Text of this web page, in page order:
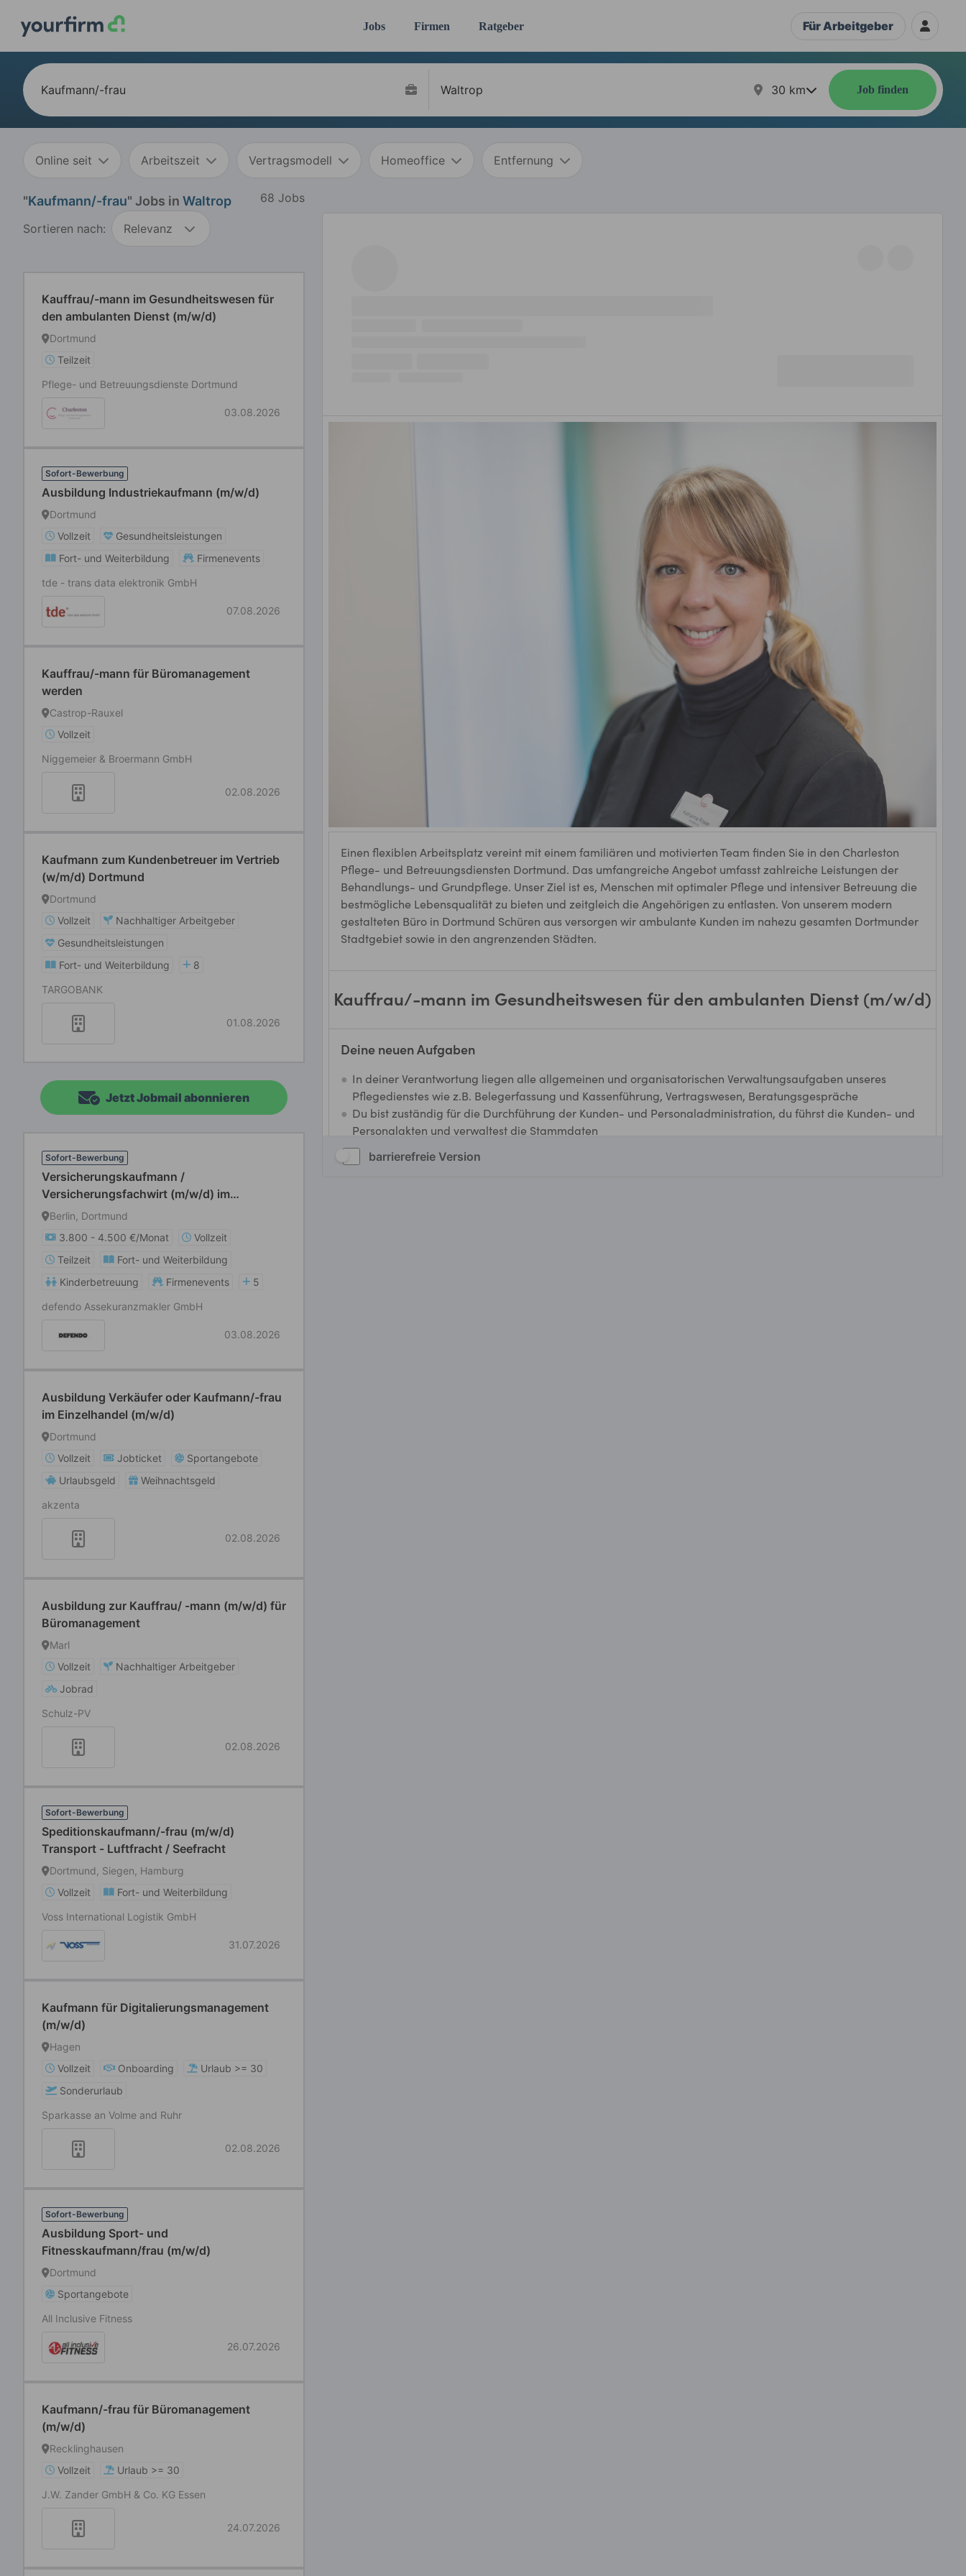
Jobs Firmen Ratgeber Für Arbeitgeber
30 km Job finden
Online seit Arbeitszeit Vertragsmodell Homeoffice Entfernung
"Kaufmann/-frau" Jobs in Waltrop 68 Jobs
Sortieren nach: Relevanz
Kauffrau/-mann im Gesundheitswesen für
den ambulanten Dienst (m/w/d)
Dortmund
Teilzeit
Pflege- und Betreuungsdienste Dortmund
03.08.2026
Sofort-Bewerbung
Ausbildung Industriekaufmann (m/w/d)
Dortmund
Vollzeit
Gesundheitsleistungen
Fort- und Weiterbildung
Firmenevents
tde - trans data elektronik GmbH
07.08.2026
Kauffrau/-mann für Büromanagement
werden
Castrop-Rauxel
Vollzeit
Niggemeier & Broermann GmbH
02.08.2026
Kaufmann zum Kundenbetreuer im Vertrieb
(w/m/d) Dortmund
Dortmund
Vollzeit
Nachhaltiger Arbeitgeber
Gesundheitsleistungen
Fort- und Weiterbildung
8
TARGOBANK
01.08.2026
Jetzt Jobmail abonnieren
Sofort-Bewerbung
Versicherungskaufmann /
Versicherungsfachwirt (m/w/d) im
Innendienst
Berlin, Dortmund
3.800 - 4.500 €/Monat
Vollzeit
Teilzeit
Fort- und Weiterbildung
Kinderbetreuung
Firmenevents
5
defendo Assekuranzmakler GmbH
03.08.2026
Ausbildung Verkäufer oder Kaufmann/-frau
im Einzelhandel (m/w/d)
Dortmund
Vollzeit
Jobticket
Sportangebote
Urlaubsgeld
Weihnachtsgeld
akzenta
02.08.2026
Ausbildung zur Kauffrau/ -mann (m/w/d) für
Büromanagement
Marl
Vollzeit
Nachhaltiger Arbeitgeber
Jobrad
Schulz-PV
02.08.2026
Sofort-Bewerbung
Speditionskaufmann/-frau (m/w/d)
Transport - Luftfracht / Seefracht
Dortmund, Siegen, Hamburg
Vollzeit
Fort- und Weiterbildung
Voss International Logistik GmbH
31.07.2026
Kaufmann für Digitalierungsmanagement
(m/w/d)
Hagen
Vollzeit
Onboarding
Urlaub >= 30
Sonderurlaub
Sparkasse an Volme and Ruhr
02.08.2026
Sofort-Bewerbung
Ausbildung Sport- und
Fitnesskaufmann/frau (m/w/d)
Dortmund
Sportangebote
All Inclusive Fitness
26.07.2026
Kaufmann/-frau für Büromanagement
(m/w/d)
Recklinghausen
Vollzeit
Urlaub >= 30
J.W. Zander GmbH & Co. KG Essen
24.07.2026
barrierefreie Version